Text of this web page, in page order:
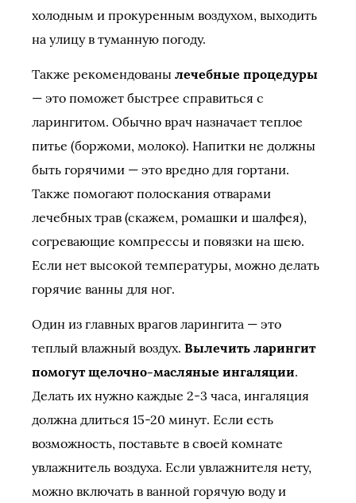
холодным и прокуренным воздухом, выходить
на улицу в туманную погоду.
Также рекомендованы лечебные процедуры
— это поможет быстрее справиться с
ларингитом. Обычно врач назначает теплое
питье (боржоми, молоко). Напитки не должны
быть горячими — это вредно для гортани.
Также помогают полоскания отварами
лечебных трав (скажем, ромашки и шалфея),
согревающие компрессы и повязки на шею.
Если нет высокой температуры, можно делать
горячие ванны для ног.
Один из главных врагов ларингита — это
теплый влажный воздух. Вылечить ларингит
помогут щелочно-масляные ингаляции.
Делать их нужно каждые 2-3 часа, ингаляция
должна длиться 15-20 минут. Если есть
возможность, поставьте в своей комнате
увлажнитель воздуха. Если увлажнителя нету,
можно включать в ванной горячую воду и